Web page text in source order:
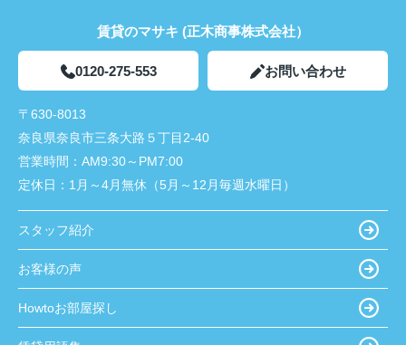
賃貸のマサキ (正木商事株式会社）
0120-275-553 お問い合わせ
〒630-8013
奈良県奈良市三条大路５丁目2-40
営業時間： AM9:30～PM7:00
定休日： 1月～4月無休（5月～12月毎週水曜日）
スタッフ紹介
お客様の声
Howtoお部屋探し